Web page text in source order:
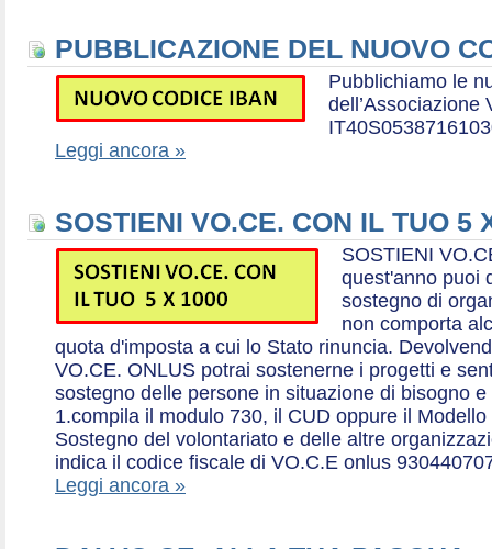
PUBBLICAZIONE DEL NUOVO
Pubblichiamo le
dell’Associazione
Leggi ancora »
SOSTIENI VO.CE. CON IL TUO 5
SOSTIENI
quest'anno puoi
sostegno di
non comporta
quota d'imposta a cui lo Stato rinuncia.
VO.CE. ONLUS potrai sostenerne i progetti e
sostegno delle persone in situazione di bisogno
1.compila il modulo 730, il CUD oppure il
Sostegno del volontariato e delle altre
indica il codice fiscale di VO.C.E onlus
Leggi ancora »